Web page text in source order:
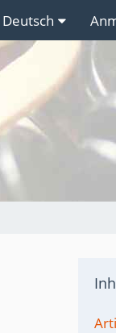
Links
Deutsch